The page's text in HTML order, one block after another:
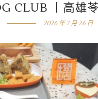
CLUB 丨高雄
2026 年 7 月 26 日